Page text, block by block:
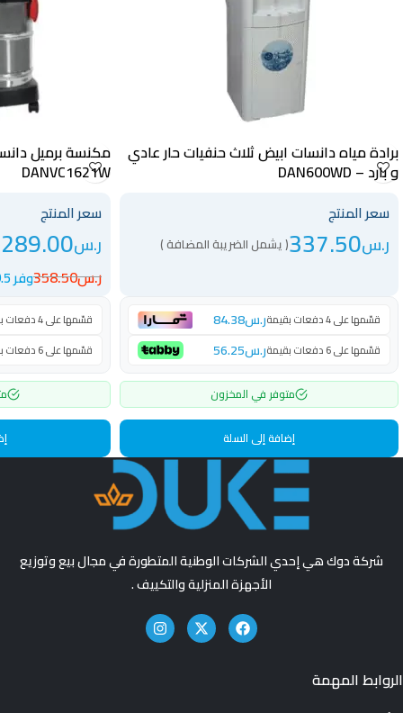
برادة مياه دانسات ابيض ثلاث حنفيات حار عادي
و بارد – DAN600WD
سعر المنتج
ر.س337.50( يشمل الضريبة المضافة )
قسّمها على 4 دفعات بقيمة ر.س84.38
قسّمها على 6 دفعات بقيمة ر.س56.25
متوفر في المخزون
إضافة إلى السلة
DANVC1621W
سعر المنتج
ر.س289.00
ر.س358.50وفر 69.5 ر.س
قسّمها على 4 دفعات بقيمة
قسّمها على 6 دفعات بقيمة
شركة دوك هي إحدي الشركات الوطنية المتطورة في مجال بيع وتوزيع
الأجهزة المنزلية والتكييف .
الروابط المهمة